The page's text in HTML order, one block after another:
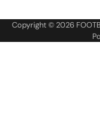
Copyright © 2026